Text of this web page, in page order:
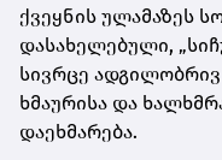
ქვეყნის ულამაზეს
დასახელებული,
სივრცე
ხმაურისა და
დაეხმარება.